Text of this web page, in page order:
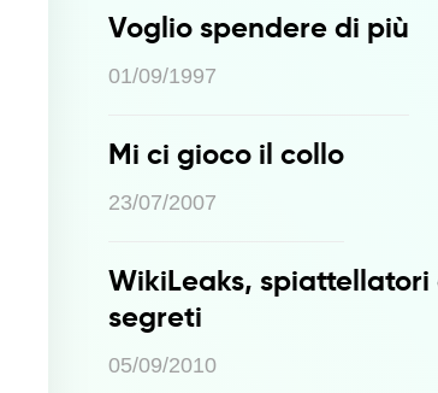
Voglio spendere di più
01/09/1997
Mi ci gioco il collo
23/07/2007
WikiLeaks, spiattellatori
segreti
05/09/2010